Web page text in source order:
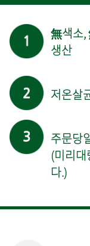
無색소,
생산
저온살
주문당
(미리
다.)